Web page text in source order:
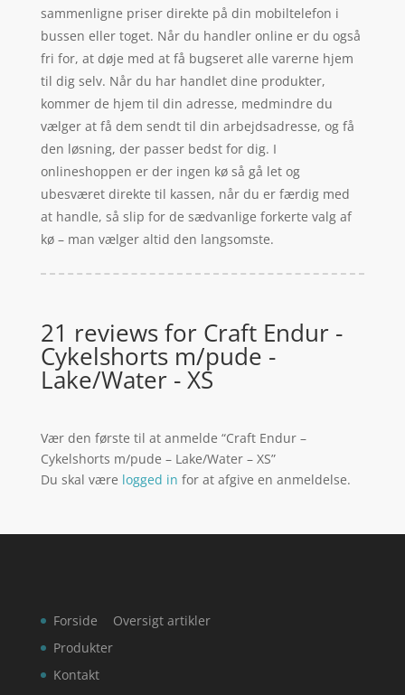
sammenligne priser direkte på din mobiltelefon i
bussen eller toget. Når du handler online er du også
fri for, at døje med at få bugseret alle varerne hjem
til dig selv. Når du har handlet dine produkter,
kommer de hjem til din adresse, medmindre du
vælger at få dem sendt til din arbejdsadresse, og få
den løsning, der passer bedst for dig. I
onlineshoppen er der ingen kø så gå let og
ubesværet direkte til kassen, når du er færdig med
at handle, så slip for de sædvanlige forkerte valg af
kø – man vælger altid den langsomste.
21 reviews for Craft Endur -
Cykelshorts m/pude -
Lake/Water - XS
Vær den første til at anmelde “Craft Endur –
Cykelshorts m/pude – Lake/Water – XS”
Du skal være logged in for at afgive en anmeldelse.
Forside
Produkter
Kontakt
Oversigt artikler